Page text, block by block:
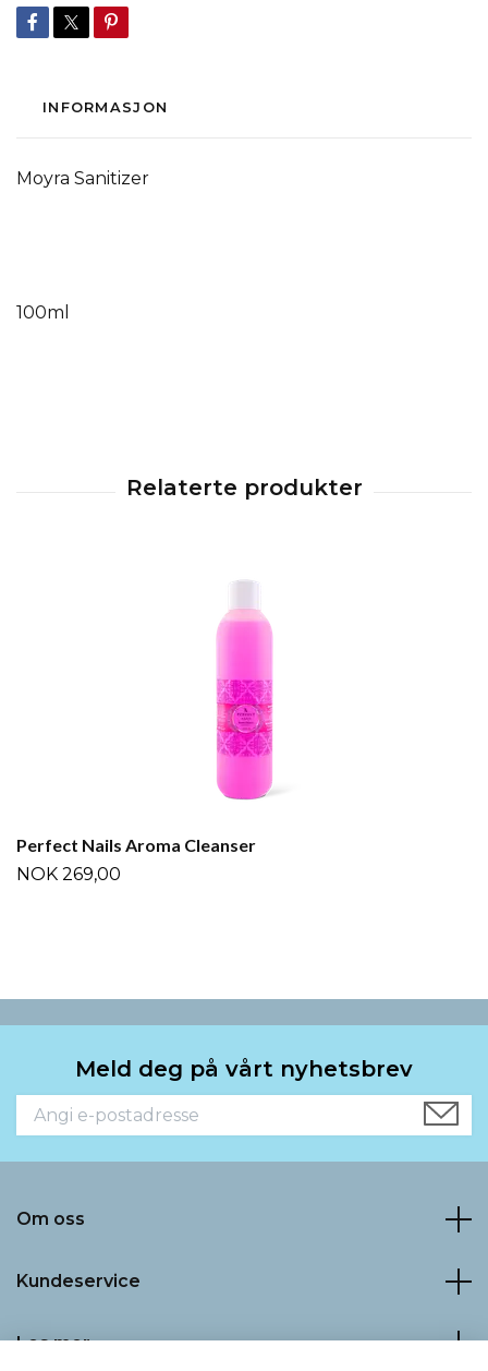
INFORMASJON
Moyra Sanitizer
100ml
Perfect Nails Aroma Cleanser
NOK 269,00
Meld deg på vårt nyhetsbrev
Om oss
Kundeservice
Les mer